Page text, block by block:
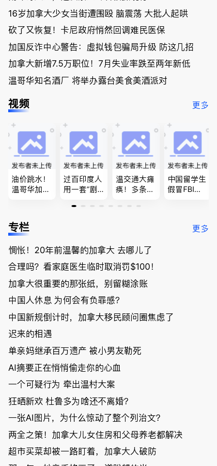
16岁加拿大少女当街遭围殴 脑震荡 大批人起哄
砍了又恢复！卡尼政府悄然回调难民医保
加国反诈中心警告：虚拟钱包骗局升级 防这几招
加拿大新增7.5万职位！7月失业率跌至两年新低
温哥华知名酒厂 将举办露台美食美酒派对
视频 更多
油价跳水！
温哥华加油
低；免费狂
送50万磅蔬
温“丑陋土
豆日”冲击
吉尼斯纪
录；惨！留
骗光2万美
元，还被卷
入跨国刑案
账户遭封！
过百印度人
用一套“剧
官：太假
欠款多出$1
9万；突
发！无辜男
孩温哥华市
中心被刺身
亡；
温交通大瘫
痪！多条主
底；做顿饭
单；房市崩
盘前兆？加
国租赁市场
恐迎暴跌危
中国留学生
假冒FBI上
夫妻住进殡
专栏 更多
惆怅！20年前温馨的加拿大 去哪儿了
合理吗？看家庭医生临时取消罚$100！
加拿大很重要的那张纸，别留糊涂账
中国人休息 为何会有负罪感？
中国新规倒计时，加拿大移民顾问圈焦虑了
迟来的相遇
单亲妈继承百万遗产 被小男友勒死
AI摘要正在悄悄偷走你的心血
一个可疑行为 牵出温村大案
狂晒新欢 杜鲁多为啥还不离婚？
一张AI图片，为什么惊动了整个列治文？
两全之策！加拿大儿女住房和父母养老都解决
超市买菜却被一路盯着，加拿大人破防